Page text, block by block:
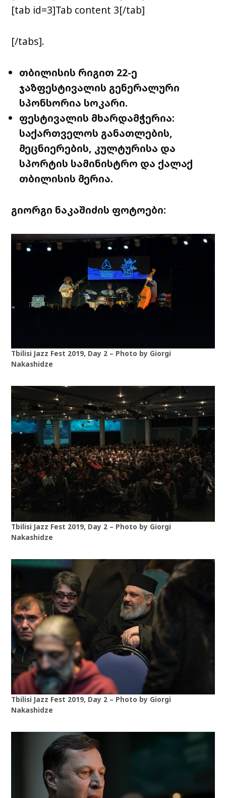
[tab id=3]Tab content 3[/tab]
[/tabs].
თბილისის რიგით 22-ე
ჯაზფესტივალის გენერალური
სპონსორია სოკარი.
ფესტივალის მხარდამჭერია:
საქართველოს განათლების,
მეცნიერების, კულტურისა და
სპორტის სამინისტრო და ქალაქ
თბილისის მერია.
გიორგი ნაკაშიძის ფოტოები:
Tbilisi Jazz Fest 2019, Day 2 – Photo by Giorgi
Nakashidze
Tbilisi Jazz Fest 2019, Day 2 – Photo by Giorgi
Nakashidze
Tbilisi Jazz Fest 2019, Day 2 – Photo by Giorgi
Nakashidze